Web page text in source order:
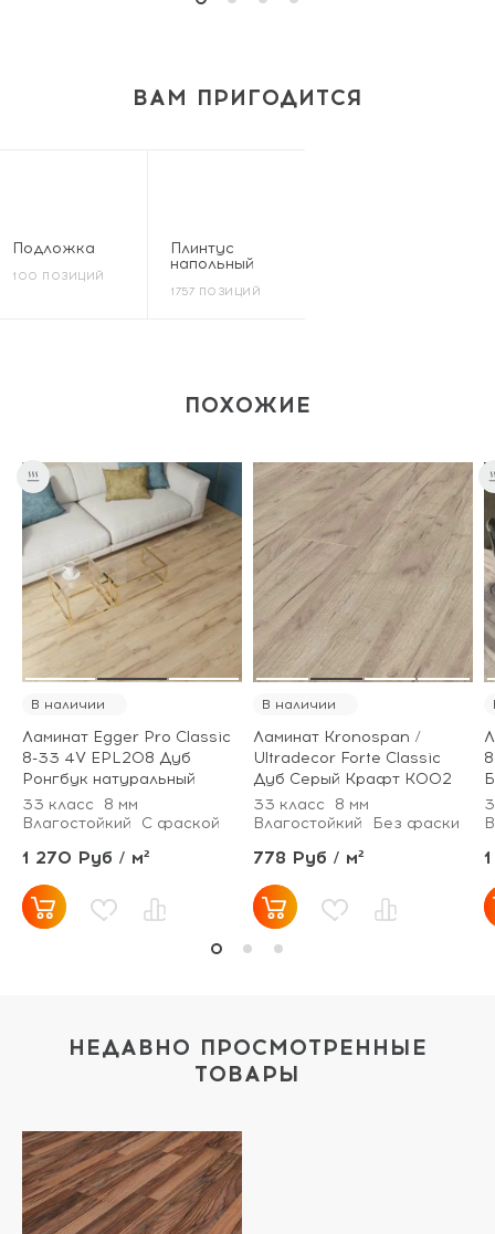
ВАМ ПРИГОДИТСЯ
Подложка
100 ПОЗИЦИЙ
Плинтус
напольный
1757 ПОЗИЦИЙ
ПОХОЖИЕ
В наличии
Ламинат Egger Pro Classic
8-33 4V EPL208 Дуб
Ронгбук натуральный
33 класс
8 мм
Влагостойкий
С фаской
1 270 Руб / м²
В наличии
Ламинат Kronospan /
Ultradecor Forte Classic
Дуб Серый Крафт K002
33 класс
8 мм
Влагостойкий
Без фаски
778 Руб / м²
НЕДАВНО ПРОСМОТРЕННЫЕ
ТОВАРЫ